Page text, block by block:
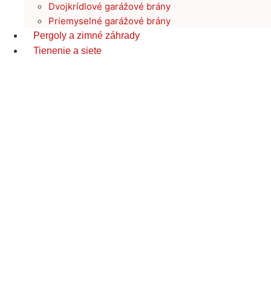
Dvojkrídlové garážové brány
Priemyselné garážové brány
Pergoly a zimné záhrady
Tienenie a siete